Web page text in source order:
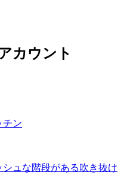
カウント